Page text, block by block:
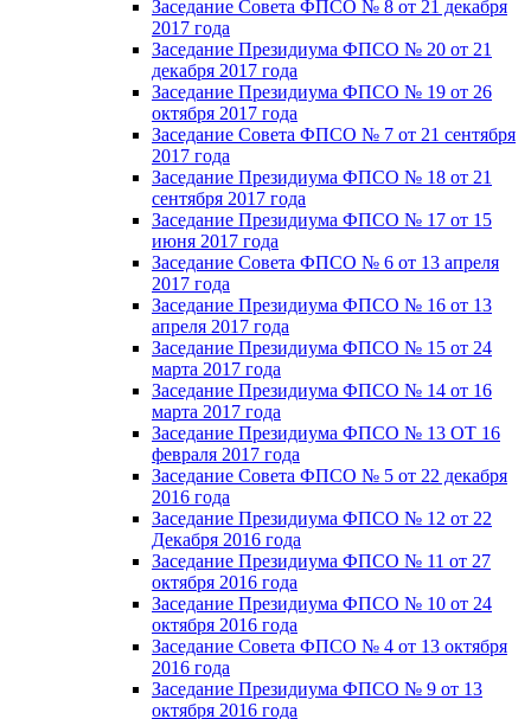
Заседание Совета ФПСО № 8 от 21 декабря
2017 года
Заседание Президиума ФПСО № 20 от 21
декабря 2017 года
Заседание Президиума ФПСО № 19 от 26
октября 2017 года
Заседание Совета ФПСО № 7 от 21 сентября
2017 года
Заседание Президиума ФПСО № 18 от 21
сентября 2017 года
Заседание Президиума ФПСО № 17 от 15
июня 2017 года
Заседание Совета ФПСО № 6 от 13 апреля
2017 года
Заседание Президиума ФПСО № 16 от 13
апреля 2017 года
Заседание Президиума ФПСО № 15 от 24
марта 2017 года
Заседание Президиума ФПСО № 14 от 16
марта 2017 года
Заседание Президиума ФПСО № 13 ОТ 16
февраля 2017 года
Заседание Совета ФПСО № 5 от 22 декабря
2016 года
Заседание Президиума ФПСО № 12 от 22
Декабря 2016 года
Заседание Президиума ФПСО № 11 от 27
октября 2016 года
Заседание Президиума ФПСО № 10 от 24
октября 2016 года
Заседание Совета ФПСО № 4 от 13 октября
2016 года
Заседание Президиума ФПСО № 9 от 13
октября 2016 года